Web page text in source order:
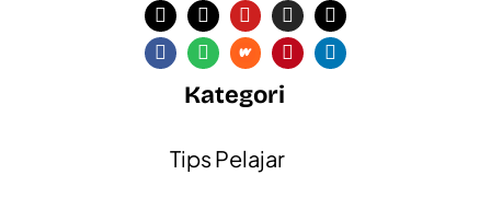
Kategori
Tips Pelajar